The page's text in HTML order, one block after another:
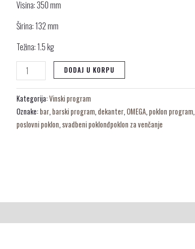
Visina: 350 mm
Širina: 132 mm
Težina: 1.5 kg
DODAJ U KORPU
Kategorija:Vinski program
Oznake:bar,barski program,dekanter,OMEGA,poklon program,
poslovni poklon,svadbeni poklonđpoklon za venčanje